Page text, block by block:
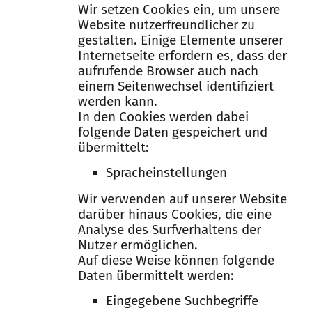
Wir setzen Cookies ein, um unsere
Website nutzerfreundlicher zu
gestalten. Einige Elemente unserer
Internetseite erfordern es, dass der
aufrufende Browser auch nach
einem Seitenwechsel identifiziert
werden kann.
In den Cookies werden dabei
folgende Daten gespeichert und
übermittelt:
Spracheinstellungen
Wir verwenden auf unserer Website
darüber hinaus Cookies, die eine
Analyse des Surfverhaltens der
Nutzer ermöglichen.
Auf diese Weise können folgende
Daten übermittelt werden:
Eingegebene Suchbegriffe